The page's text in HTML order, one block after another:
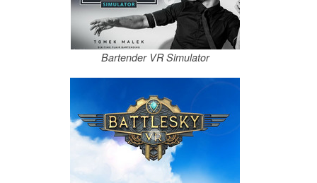
Bartender VR Simulator